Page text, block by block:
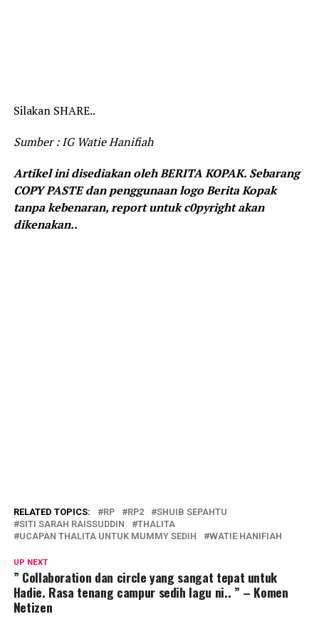
Silakan SHARE..
Sumber : IG Watie Hanifiah
Artikel ini disediakan oleh BERITA KOPAK. Sebarang
COPY PASTE dan penggunaan logo Berita Kopak
tanpa kebenaran, report untuk c0pyright akan
dikenakan..
RELATED TOPICS: RP RP2
SHUIB SEPAHTU
SITI SARAH RAISSUDDIN
THALITA
UCAPAN THALITA UNTUK MUMMY SEDIH
WATIE HANIFIAH
UP NEXT
” Collaboration dan circle yang sangat tepat untuk
Hadie. Rasa tenang campur sedih lagu ni.. ” – Komen
Netizen